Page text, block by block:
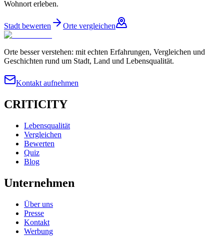
Wohnort erleben.
Stadt bewerten Orte vergleichen
Orte besser verstehen: mit echten Erfahrungen, Vergleichen und
Geschichten rund um Stadt, Land und Lebensqualität.
Kontakt aufnehmen
CRITICITY
Lebensqualität
Vergleichen
Bewerten
Quiz
Blog
Unternehmen
Über uns
Presse
Kontakt
Werbung